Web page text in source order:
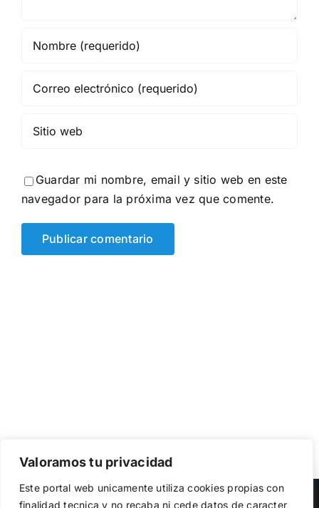
Valoramos tu privacidad
Este portal web unicamente utiliza cookies propias con
finalidad tecnica y no recaba ni cede datos de caracter
Guardar mi nombre, email y sitio web en este
navegador para la próxima vez que comente.
Copyright 2023 |Democracia Nacional | All Rights Reserved
el funcionamiento de la web, medir su uso y mejorar